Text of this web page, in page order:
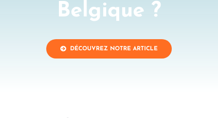
Belgique ?
DÉCOUVREZ NOTRE ARTICLE